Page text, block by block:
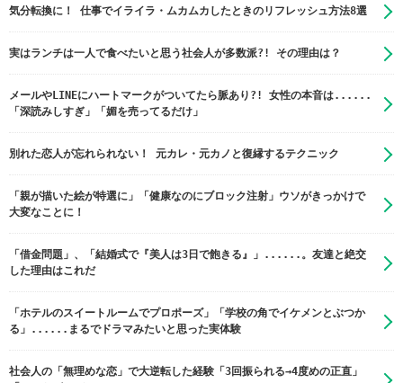
気分転換に！ 仕事でイライラ・ムカムカしたときのリフレッシュ方法8選
実はランチは一人で食べたいと思う社会人が多数派?! その理由は？
メールやLINEにハートマークがついてたら脈あり?! 女性の本音は......
「深読みしすぎ」「媚を売ってるだけ」
別れた恋人が忘れられない！ 元カレ・元カノと復縁するテクニック
「親が描いた絵が特選に」「健康なのにブロック注射」ウソがきっかけで
大変なことに！
「借金問題」、「結婚式で『美人は3日で飽きる』」......。友達と絶交
した理由はこれだ
「ホテルのスイートルームでプロポーズ」「学校の角でイケメンとぶつか
る」......まるでドラマみたいと思った実体験
社会人の「無理めな恋」で大逆転した経験「3回振られる→4度めの正直」